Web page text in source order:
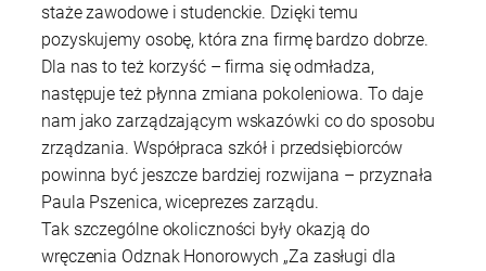
staże zawodowe i studenckie. Dzięki temu
pozyskujemy osobę, która zna firmę bardzo dobrze.
Dla nas to też korzyść – firma się odmładza,
następuje też płynna zmiana pokoleniowa. To daje
nam jako zarządzającym wskazówki co do sposobu
zrządzania. Współpraca szkół i przedsiębiorców
powinna być jeszcze bardziej rozwijana – przyznała
Paula Pszenica, wiceprezes zarządu.
Tak szczególne okoliczności były okazją do
wręczenia Odznak Honorowych „Za zasługi dla